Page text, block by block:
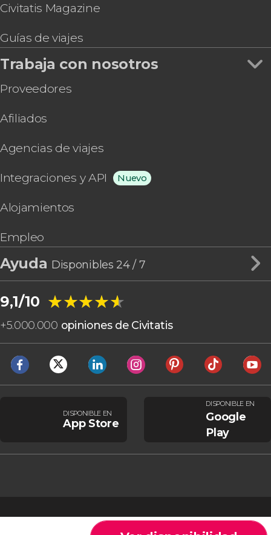
Civitatis Magazine
Guías de viajes
Trabaja con nosotros
Proveedores
Afiliados
Agencias de viajes
Integraciones y API Nuevo
Alojamientos
Empleo
Ayuda Disponibles 24 / 7
9,1/10 ★★★★★
★★★★★
+5.000.000 opiniones de Civitatis
DISPONIBLE EN
App Store
DISPONIBLE EN
Google
Play